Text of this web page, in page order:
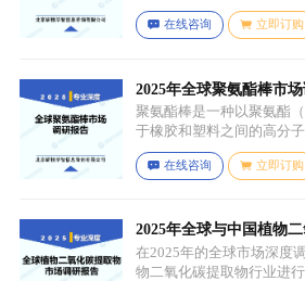
应用场景。通过对细分产
析，我们揭示了关键应用
在线咨询 立即订购
2025年全球聚氨酯棒市
聚氨酯棒是一种以聚氨酯
于橡胶和塑料之间的高分
体、扩链剂、低分子量多
预聚体是基础原料，决定
如增塑剂、填充剂、着色
燃剂等，可改善材料的加
能等。
在线咨询 立即订购
2025年全球与中国植物
调研报告：行业趋势与
在2025年的全球市场深度
物二氧化碳提取物行业进